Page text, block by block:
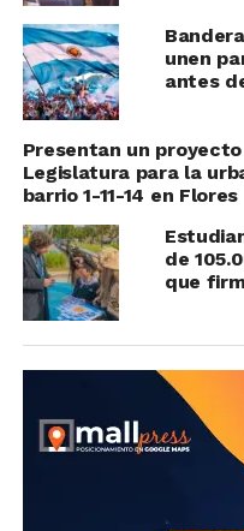
unen
antes
Presentan un
Legislatura para la
barrio 1-11-14 en Flores
de
que